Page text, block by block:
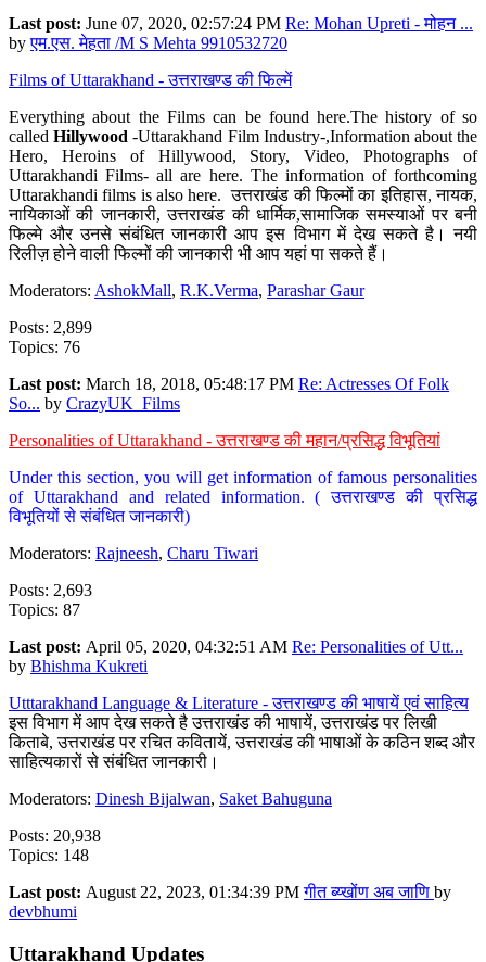
Last post: June 07, 2020, 02:57:24 PM Re: Mohan Upreti - मोहन ...
byएम.एस. मेहता /M S Mehta 9910532720
Films of Uttarakhand - उत्तराखण्ड की फिल्में
Everything about the Films can be found here.The history of so
calledHillywood-Uttarakhand Film Industry-,Information about the
Hero, Heroins of Hillywood, Story, Video, Photographs of
Uttarakhandi Films- all are here. The information of forthcoming
Uttarakhandi films is also here. उत्तराखंड की फिल्मों का इतिहास, नायक,
नायिकाओं की जानकारी, उत्तराखंड की धार्मिक,सामाजिक समस्याओं पर बनी
फिल्मे और उनसे संबंधित जानकारी आप इस विभाग में देख सकते है। नयी
रिलीज़ होने वाली फिल्मों की जानकारी भी आप यहां पा सकते हैं।
Moderators: AshokMall, R.K.Verma, Parashar Gaur
Posts: 2,899
Topics: 76
Last post: March 18, 2018, 05:48:17 PM Re: Actresses Of Folk
So... by CrazyUK_Films
Personalities of Uttarakhand - उत्तराखण्ड की महान/प्रसिद्ध विभूतियां
Under this section, you will get information of famous personalities
of Uttarakhand and related information. ( उत्तराखण्ड की प्रसिद्ध
विभूतियों से संबंधित जानकारी)
Moderators: Rajneesh, Charu Tiwari
Posts: 2,693
Topics: 87
Last post: April 05, 2020, 04:32:51 AM Re: Personalities of Utt...
by Bhishma Kukreti
Utttarakhand Language & Literature - उत्तराखण्ड की भाषायें एवं साहित्य
इस विभाग में आप देख सकते है उत्तराखंड की भाषायें, उत्तराखंड पर लिखी
किताबे, उत्तराखंड पर रचित कवितायें, उत्तराखंड की भाषाओं के कठिन शब्द और
साहित्यकारों से संबंधित जानकारी।
Moderators: Dinesh Bijalwan, Saket Bahuguna
Posts: 20,938
Topics: 148
Last post: August 22, 2023, 01:34:39 PMगीत ब्य्खोंण अब जाणि by
devbhumi
Uttarakhand Updates